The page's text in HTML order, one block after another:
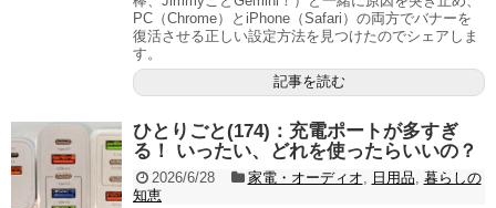
PC（Chrome）とiPhone（Safari）の両方でバナーを
復活させる正しい設定方法を見つけたのでシェアしま
す。
記事を読む
ひとりごと(174)：充電ポートが多すぎ
る！ いったい、どれを使ったらいいの？
2026/6/28 家電・オーディオ 日用品 暮らしの
知恵